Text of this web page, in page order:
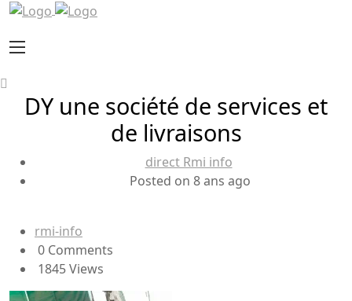
DY une société de services et
de livraisons
direct Rmi info
Posted on 8 ans ago
rmi-info
0 Comments
1845 Views